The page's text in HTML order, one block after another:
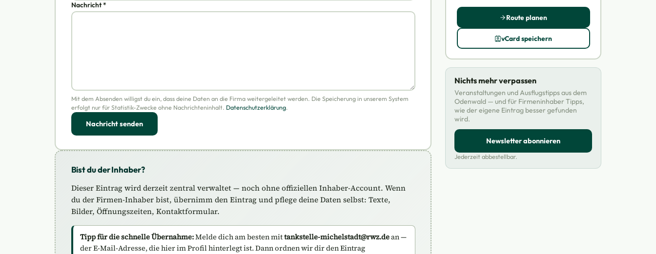
Nachricht *
Mit dem Absenden willigst du ein, dass deine Daten an die Firma weitergeleitet werden. Die Speicherung in unserem System
erfolgt nur für Statistik-Zwecke ohne Nachrichteninhalt. Datenschutzerklärung.
Nachricht senden
Bist du der Inhaber?
Dieser Eintrag wird derzeit zentral verwaltet — noch ohne offiziellen Inhaber-Account. Wenn
du der Firmen-Inhaber bist, übernimm den Eintrag und pflege deine Daten selbst: Texte,
Bilder, Öffnungszeiten, Kontaktformular.
Tipp für die schnelle Übernahme:Melde dich am besten mittankstelle-michelstadt@rwz.dean —
der E-Mail-Adresse, die hier im Profil hinterlegt ist. Dann ordnen wir dir den Eintrag
Route planen
vCard speichern
Nichts mehr verpassen
Veranstaltungen und Ausflugstipps aus dem
Odenwald — und für Firmeninhaber Tipps,
wie der eigene Eintrag besser gefunden
wird.
Newsletter abonnieren
Jederzeit abbestellbar.